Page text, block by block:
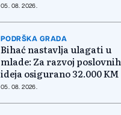
05. 08. 2026.
PODRŠKA GRADA
Bihać nastavlja ulagati u
mlade: Za razvoj poslovnih
ideja osigurano 32.000 KM
05. 08. 2026.